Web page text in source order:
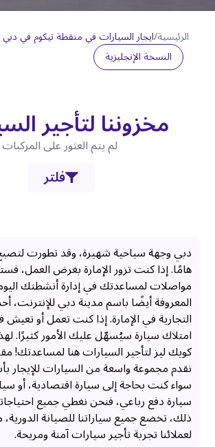
الرئيسية/ايجار السيارات في منقطة تيكوم في دبي
النسخة الإنجليزية
مخزوننا لتأجير
لم يتم العثور على المركبات
فلتر
دبي وجهة سياحية شهيرة، وقد تطورت لتصبح
هامًا. إذا كنت تزور الإمارة بغرض العمل،
مواصلات لمساعدتك في إدارة أنشطتك
المعروفة أيضًا باسم مدينة دبي للإنترنت،
التجارية في الإمارة. إذا كنت تعمل أو
امتلاك سيارة سيُسهّل عليك الأمور كثيرًا.
كويك ليز لتأجير السيارات هنا لمساعدتك!
نقدم مجموعة واسعة من السيارات للإيجار
سواء كنت بحاجة إلى سيارة اقتصادية، أو
سيارة دفع رباعي، فنحن نغطي جميع
ذلك، تخضع جميع سياراتنا للصيانة
لعملائنا تجربة تأجير سيارات آمنة ومريحة.